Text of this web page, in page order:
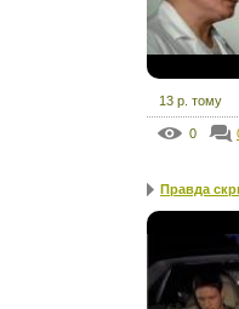
13 р. тому
0
Правда